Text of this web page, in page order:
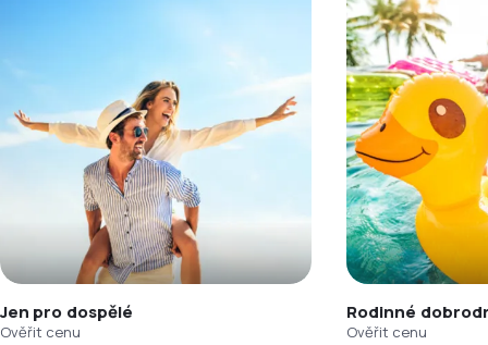
Jen pro dospělé
Ověřit cenu
Rodinné
Ověřit cenu